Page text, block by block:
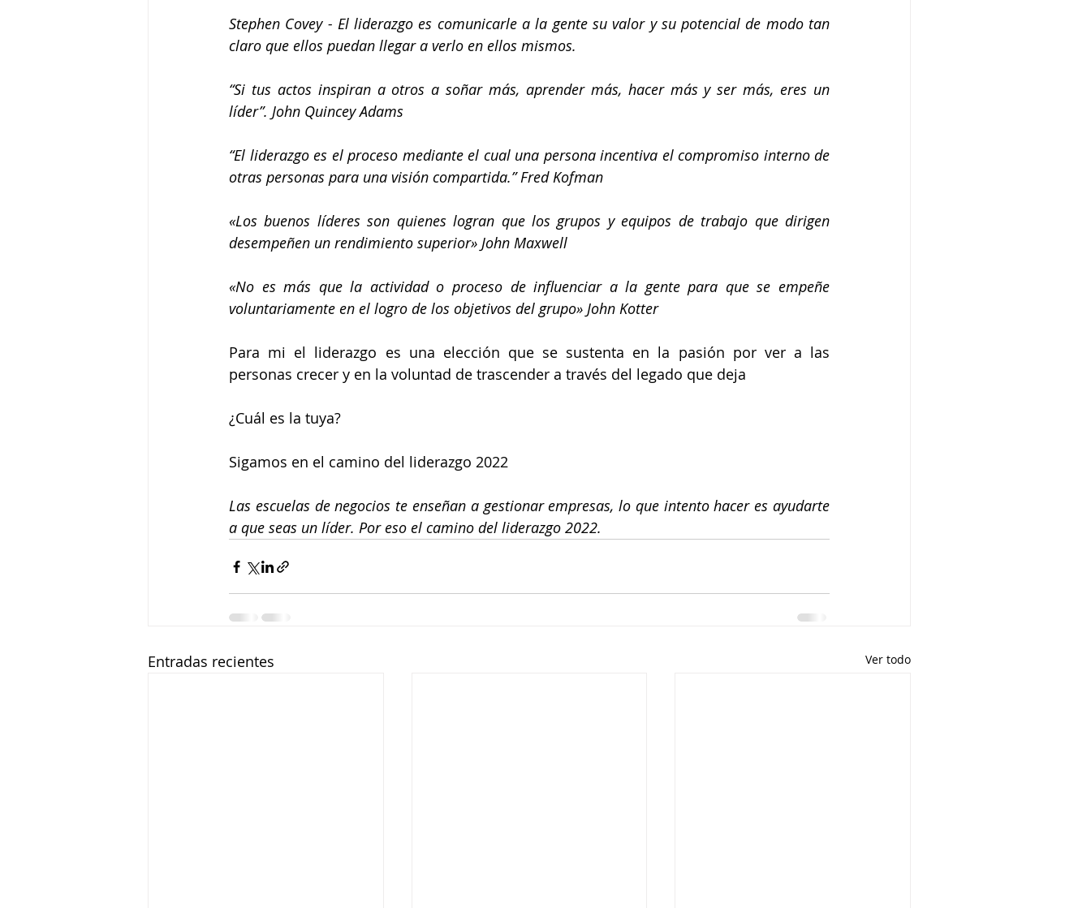
Stephen Covey - El liderazgo es comunicarle a la gente su valor y su potencial de modo tan
claro que ellos puedan llegar a verlo en ellos mismos.
“Si tus actos inspiran a otros a soñar más, aprender más, hacer más y ser más, eres un
líder”. John Quincey Adams
“El liderazgo es el proceso mediante el cual una persona incentiva el compromiso interno de
otras personas para una visión compartida.” Fred Kofman
«Los buenos líderes son quienes logran que los grupos y equipos de trabajo que dirigen
desempeñen un rendimiento superior» John Maxwell
«No es más que la actividad o proceso de influenciar a la gente para que se empeñe
voluntariamente en el logro de los objetivos del grupo» John Kotter
Para mi el liderazgo es una elección que se sustenta en la pasión por ver a las
personas crecer y en la voluntad de trascender a través del legado que deja
¿Cuál es la tuya?
Sigamos en el camino del liderazgo 2022
Las escuelas de negocios te enseñan a gestionar empresas, lo que intento hacer es ayudarte
a que seas un líder. Por eso el camino del liderazgo 2022.
Entradas recientes Ver todo